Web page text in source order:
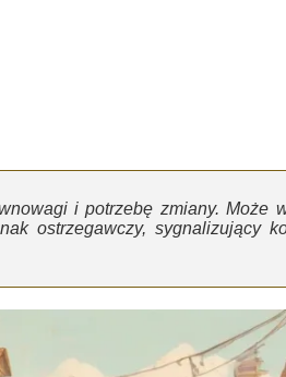
i potrzebę zmiany. Może
ostrzegawczy, sygnalizujący